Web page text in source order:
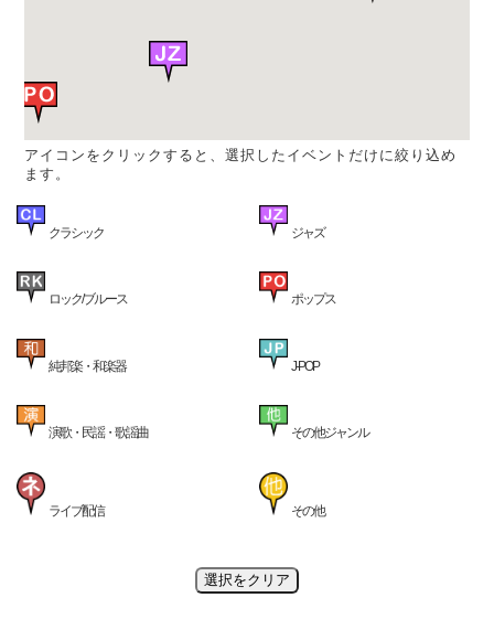
アイコンをクリックすると、選択したイベントだけに絞り込め
ます。
クラシック ジャズ
ロック/ブルース ポップス
純邦楽・和楽器 J-POP
演歌・民謡・歌謡曲 その他ジャンル
ライブ配信 その他
選択をクリア